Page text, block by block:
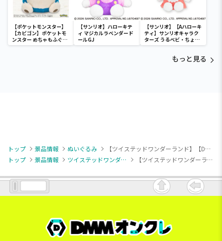
【ポケットモンスター】
【カビゴン】ポケットモ
ンスター めちゃもふぐっ
と ほっこりいやされぬい
【サンリオ】ハローキテ
ィ マジカルラベンダード
ールGJ
【サンリオ】【Aハローキ
ティ】サンリオキャラク
ターズ うるベビ・ちょい
デカドール
もっと見る
トップ 景品情報 ぬいぐるみ
【ツイステッドワンダーランド】【Dグリム】ディズニー ツイステッドワンダーランド ザ アニメーション ミルキーボア ぬいぐるみ～エース・デュース・雄剣・グリム～
トップ
景品情報 ツイステッドワンダーランド 【ツイステッドワンダーランド】【Dグリム】ディズニー ツイステッドワンダーランド ザ アニメーション ミルキーボア ぬいぐるみ～エース・デュース・雄剣・グリム～